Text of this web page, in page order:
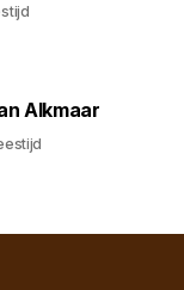
Alkmaar